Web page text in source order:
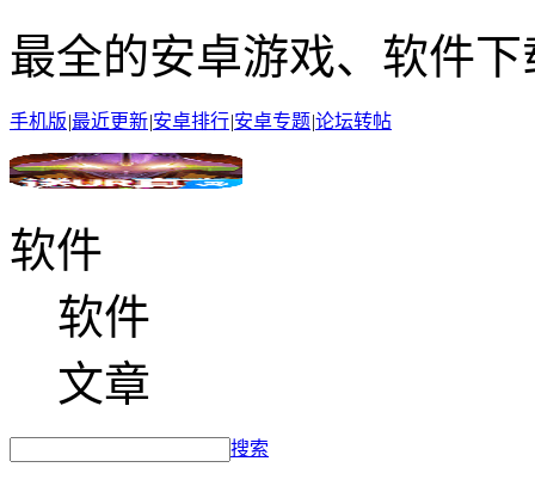
最全的安卓游戏、软件下
手机版|最近更新|安卓排行|安卓专题|论坛转帖
软件
软件
文章
搜索